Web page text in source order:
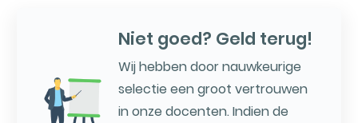
Niet goed? Geld terug!
Wij hebben door nauwkeurige
selectie een groot vertrouwen
in onze docenten. Indien de